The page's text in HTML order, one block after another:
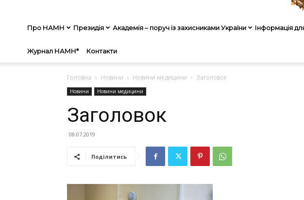
Про НАМН Президія Академія – поруч із захисниками України Інформація
Журнал НАМН* Контакти
Головна Новини Новини медицини Заголовок
Новини Новини медицини
Заголовок
08.07.2019
Поділитись